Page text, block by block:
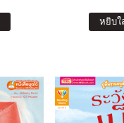
หยิบใ